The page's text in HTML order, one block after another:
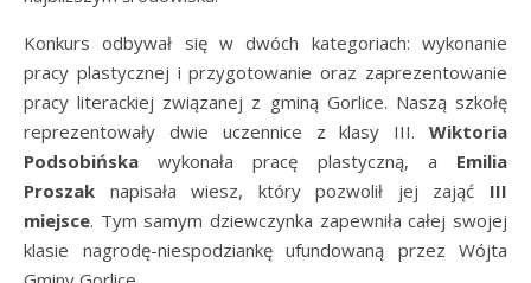
Konkurs odbywał się w dwóch kategoriach: wykonanie
pracy plastycznej i przygotowanie oraz zaprezentowanie
pracy literackiej związanej z gminą Gorlice. Naszą szkołę
reprezentowały dwie uczennice z klasy III. Wiktoria
Podsobińska wykonała pracę plastyczną, a Emilia
Proszak napisała wiesz, który pozwolił jej zająć III
miejsce. Tym samym dziewczynka zapewniła całej swojej
klasie nagrodę-niespodziankę ufundowaną przez Wójta